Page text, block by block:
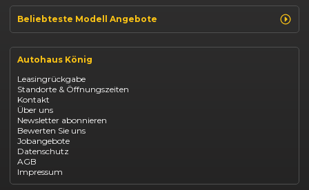
Beliebteste Modell Angebote
Renault Arkana Leasing
Renault Captur Leasing
Opel Astra leasen
Opel Mokka kaufen
Opel Grandland finanzieren
Opel Vivaro Gewerbeleasing
Fiat 500 finanzieren
Fiat Panda leasen
Dacia Duster finanzieren
Dacia Sandero kaufen
Dacia Jogger leasen
Jeep Compass leasen
Jeep Renegade finanzieren
Autohaus König
Leasingrückgabe
Standorte & Öffnungszeiten
Kontakt
Über uns
Newsletter abonnieren
Bewerten Sie uns
Jobangebote
Datenschutz
AGB
Impressum